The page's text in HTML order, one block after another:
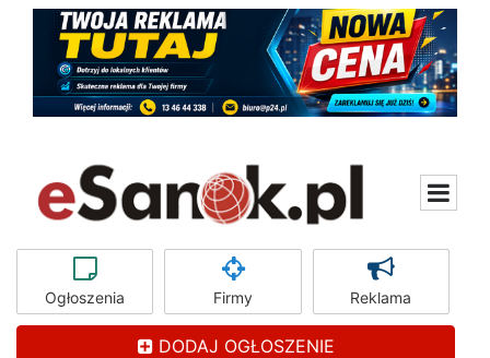
Ogłoszenia Firmy Reklama
DODAJ OGŁOSZENIE